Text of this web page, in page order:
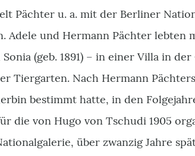
Pächter u. a. mit der Berliner
Adele und Hermann Pächter lebten
Sonia (geb. 1891) – in einer Villa in
Tiergarten. Nach Hermann
bestimmt hatte, in den
die von Hugo von Tschudi 1905
über zwanzig Jahre